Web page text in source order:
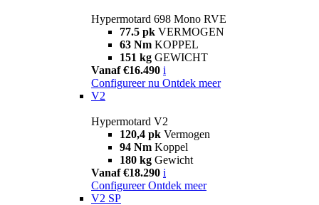
Hypermotard 698 Mono RVE
77.5 pk VERMOGEN
63 Nm KOPPEL
151 kg GEWICHT
Vanaf €16.490 i
Configureer nu Ontdek meer
V2
Hypermotard V2
120,4 pk Vermogen
94 Nm Koppel
180 kg Gewicht
Vanaf €18.290 i
Configureer Ontdek meer
V2 SP